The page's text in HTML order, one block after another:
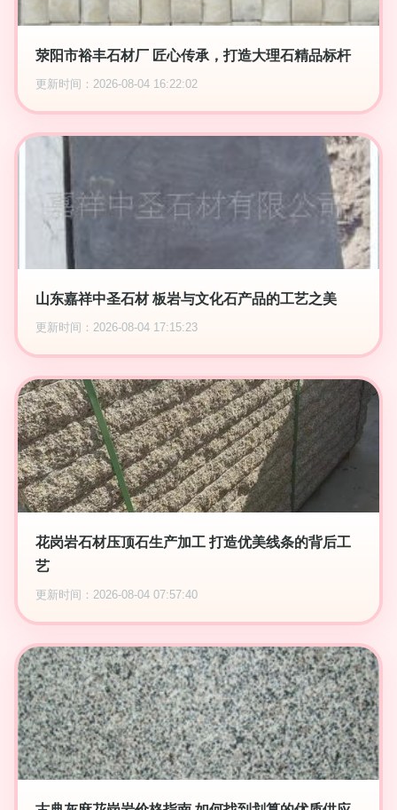
荥阳市裕丰石材厂 匠心传承，打造大理石精品标杆
更新时间：2026-08-04 16:22:02
山东嘉祥中圣石材 板岩与文化石产品的工艺之美
更新时间：2026-08-04 17:15:23
花岗岩石材压顶石生产加工 打造优美线条的背后工
艺
更新时间：2026-08-04 07:57:40